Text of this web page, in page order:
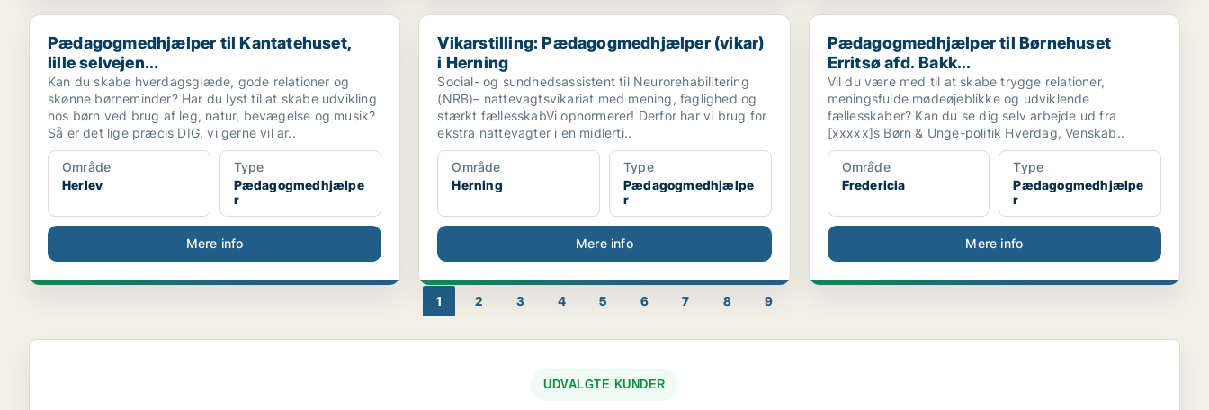
Pædagogmedhjælper til Kantatehuset, lille selvejen...
Pædagogmedhjælper til Kantatehuset,
lille selvejen...
Kan du skabe hverdagsglæde, gode relationer og
skønne børneminder? Har du lyst til at skabe udvikling
hos børn ved brug af leg, natur, bevægelse og musik?
Så er det lige præcis DIG, vi gerne vil ar..
Område
Herlev
Type
Pædagogmedhjælpe
r
Mere info
Vikarstilling: Pædagogmedhjælper (vikar) i Herning
Vikarstilling: Pædagogmedhjælper (vikar)
i Herning
Social- og sundhedsassistent til Neurorehabilitering
(NRB)– nattevagtsvikariat med mening, faglighed og
stærkt fællesskabVi opnormerer! Derfor har vi brug for
ekstra nattevagter i en midlerti..
Område
Herning
Type
Pædagogmedhjælpe
r
Mere info
Pædagogmedhjælper til Børnehuset Erritsø afd. Bakk...
Pædagogmedhjælper til Børnehuset
Erritsø afd. Bakk...
Vil du være med til at skabe trygge relationer,
meningsfulde mødeøjeblikke og udviklende
fællesskaber? Kan du se dig selv arbejde ud fra
[xxxxx]s Børn & Unge-politik Hverdag, Venskab..
Område
Fredericia
Type
Pædagogmedhjælpe
r
Mere info
1 2 3 4 5 6 7 8 9
UDVALGTE KUNDER